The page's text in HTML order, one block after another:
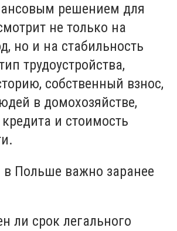
решением для
не только на
но и на стабильность
трудоустройства,
собственный взнос,
в домохозяйстве,
кредита и стоимость
Польше важно заранее
ли срок легального